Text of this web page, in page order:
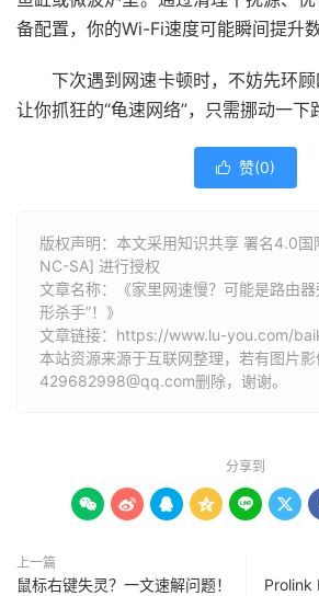
备配置，你的Wi-Fi速度可能瞬间提升数
下次遇到网速卡顿时，不妨先环
让你抓狂的“龟速网络”，只需挪动一下
 赞(0)
版权声明：本文采用知识共享 署名4.0
NC-SA] 进行授权
文章名称：《家里网速慢？可能是路由
形杀手”！》
文章链接： https://www.lu-you.com/
本站资源来源于互联网整理，若有图片
429682998@qq.com删除，谢谢。
分享到
     
上一篇
鼠标右键失灵？一文速解问题！
Prolink